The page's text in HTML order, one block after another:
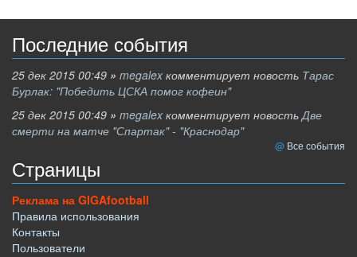
Последние события
25 дек 2015 00:49 » megalex комментирует новость Тарас
Бурлак: "Победить ЦСКА помог кофеин"
25 дек 2015 00:49 » megalex комментирует новостьДве
смерти на матче "Спартак" - "Краснодар"
Все события
Страницы
Реклама на GIGAfootball
Правила использования
Контакты
Пользователи